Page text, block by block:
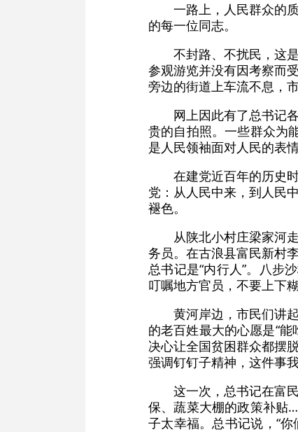
一路上，人民群众的
的每一位同志。
不封路、不扰民，这
参观游览并没有因考察而
旁边的街道上车流不息，
网上因此有了总书记
贵的自拍照。一些群众为
是人民领袖面对人民的表情
在建党近百年的历史
党：从人民中来，到人民
褪色。
从陕北小村庄梁家河
务员。在古浪县富民新村
总书记是“内行人”。八步
叮嘱地方官员，不要上下
黄河岸边，市民们讲
的老百姓最大的心愿是“
决心让全国贫困群众都摆
强调钉钉子精神，这件事
这一次，总书记在富
保、蔬菜大棚的政策补贴
子太幸福。总书记说，“